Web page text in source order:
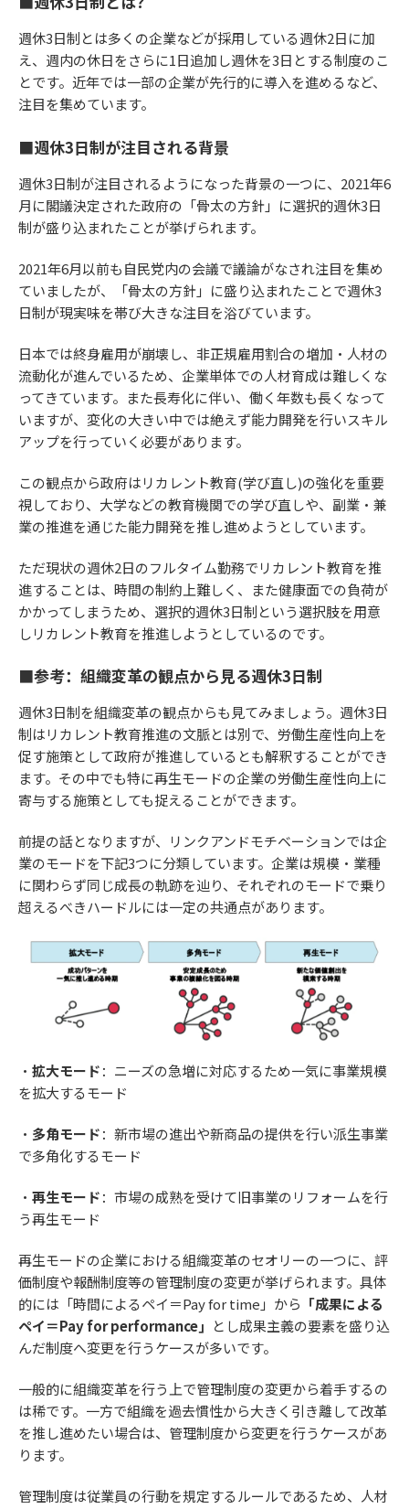
週休3日制とは多くの企業などが採用している週休2日に加
え、週内の休日をさらに1日追加し週休を3日とする制度のこ
とです。近年では一部の企業が先行的に導入を進めるなど、
注目を集めています。
■週休3日制が注目される背景
週休3日制が注目されるようになった背景の一つに、2021年6
月に閣議決定された政府の「骨太の方針」に選択的週休3日
制が盛り込まれたことが挙げられます。
2021年6月以前も自民党内の会議で議論がなされ注目を集め
ていましたが、「骨太の方針」に盛り込まれたことで週休3
日制が現実味を帯び大きな注目を浴びています。
日本では終身雇用が崩壊し、非正規雇用割合の増加・人材の
流動化が進んでいるため、企業単体での人材育成は難しくな
ってきています。また長寿化に伴い、働く年数も長くなって
いますが、変化の大きい中では絶えず能力開発を行いスキル
アップを行っていく必要があります。
この観点から政府はリカレント教育(学び直し)の強化を重要
視しており、大学などの教育機関での学び直しや、副業・兼
業の推進を通じた能力開発を推し進めようとしています。
ただ現状の週休2日のフルタイム勤務でリカレント教育を推
進することは、時間の制約上難しく、また健康面での負荷が
かかってしまうため、選択的週休3日制という選択肢を用意
しリカレント教育を推進しようとしているのです。
■参考：組織変革の観点から見る週休3日制
週休3日制を組織変革の観点からも見てみましょう。週休3日
制はリカレント教育推進の文脈とは別で、労働生産性向上を
促す施策として政府が推進しているとも解釈することができ
ます。その中でも特に再生モードの企業の労働生産性向上に
寄与する施策としても捉えることができます。
前提の話となりますが、リンクアンドモチベーションでは企
業のモードを下記3つに分類しています。企業は規模・業種
に関わらず同じ成長の軌跡を辿り、それぞれのモードで乗り
超えるべきハードルには一定の共通点があります。
・ 拡大モード：ニーズの急増に対応するため一気に事業規模
を拡大するモード
・ 多角モード：新市場の進出や新商品の提供を行い派生事業
で多角化するモード
・ 再生モード：市場の成熟を受けて旧事業のリフォームを行
う再生モード
再生モードの企業における組織変革のセオリーの一つに、評
価制度や報酬制度等の管理制度の変更が挙げられます。具体
的には「時間によるペイ＝Pay for time」から 「成果による
ペイ＝Pay for performance」 とし成果主義の要素を盛り込
んだ制度へ変更を行うケースが多いです。
一般的に組織変革を行う上で管理制度の変更から着手するの
は稀です。一方で組織を過去慣性から大きく引き離して改革
を推し進めたい場合は、管理制度から変更を行うケースがあ
ります。
管理制度は従業員の行動を規定するルールであるため、人材